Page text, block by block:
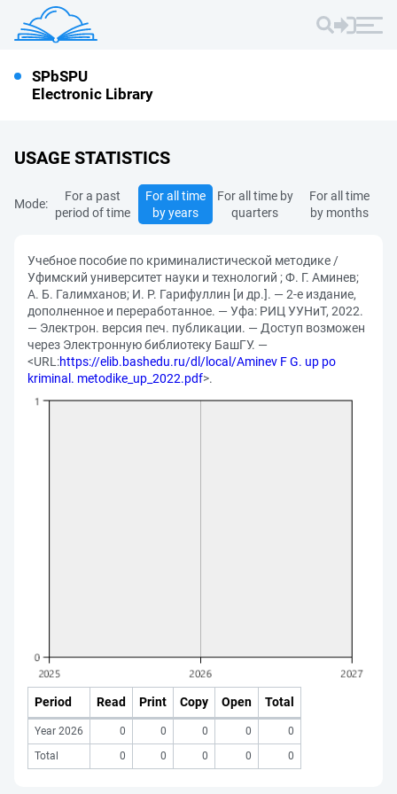
SPbSPU
Electronic Library
USAGE STATISTICS
Mode:
For a past
period of time
For all time
by years
For all time by
quarters
For all time
by months
Учебное пособие по криминалистической методике /
Уфимский университет науки и технологий ; Ф. Г. Аминев;
А. Б. Галимханов; И. Р. Гарифуллин [и др.]. — 2-е издание,
дополненное и переработанное. — Уфа: РИЦ УУНиТ, 2022.
— Электрон. версия печ. публикации. — Доступ возможен
через Электронную библиотеку БашГУ. —
<URL:https://elib.bashedu.ru/dl/local/Aminev F G. up po
kriminal. metodike_up_2022.pdf>.
Period Read Print Copy Open Total
Year 2026 0 0 0 0
0
Total
0 0 0 0 0